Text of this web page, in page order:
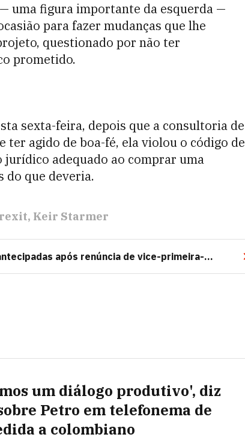
uma figura importante da esquerda —
para fazer mudanças que lhe
questionado por não ter
prometido.
sexta-feira, depois que a consultoria de
agido de boa-fé, ela violou o código de
jurídico adequado ao comprar uma
do que deveria.
Keir Starmer
após renúncia de vice-primeira-
um diálogo produtivo', diz
Petro em telefonema de
a colombiano